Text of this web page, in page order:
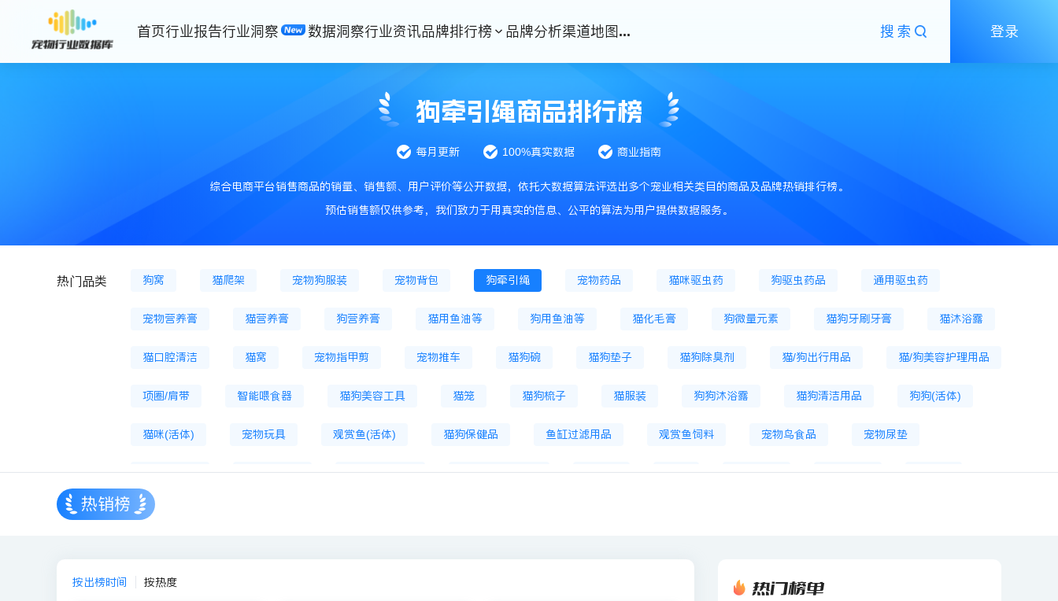
首页行业报告行业洞察 数据洞察行业资讯品牌排行榜 品牌分析渠道地图 ... 搜索 登录
狗牵引绳商品排行榜
每月更新 100%真实数据 商业指南
综合电商平台销售商品的销量、销售额、用户评价等公开数据，依托大数据算法评选出多个宠业相关类目的商品及品牌热销排行榜。
预估销售额仅供参考，我们致力于用真实的信息、公平的算法为用户提供数据服务。
热门品类
猫粮 猫冷鲜粮 猫烘焙粮 猫冻干粮
狗冻干零食 狗零食餐盒 猫风干零食 猫零食罐头
狗窝 猫爬架 宠物狗服装 宠物背包 狗牵引绳 宠物药品 猫咪驱虫药 狗驱虫药品 通用驱虫药
宠物营养膏 猫营养膏 狗营养膏 猫用鱼油等 狗用鱼油等 猫化毛膏 狗微量元素 猫狗牙刷牙膏 猫沐浴露
猫口腔清洁 猫窝 宠物指甲剪 宠物推车 猫狗碗 猫狗垫子 猫狗除臭剂 猫/狗出行用品 猫/狗美容护理用品
项圈/肩带 智能喂食器 猫狗美容工具 猫笼 猫狗梳子 猫服装 狗狗沐浴露 猫狗清洁用品 狗狗(活体)
猫咪(活体) 宠物玩具 观赏鱼(活体) 猫狗保健品 鱼缸过滤用品 观赏鱼饲料 宠物鸟食品 宠物尿垫
宠物饮水机 宠物吹水机 宠物生活服务 宠物自背包服饰 逗猫棒 猫条 宠物鞋子 宠物托运 狗厕所
狗口腔清洁
热销榜
按出榜时间 按热度 热门榜单